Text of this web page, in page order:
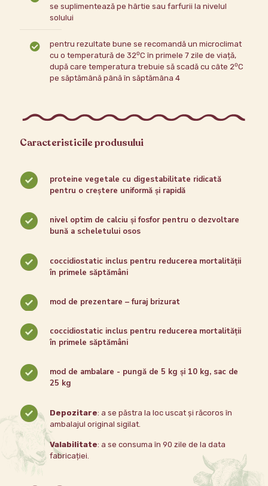
se suplimentează pe hârtie sau farfurii la nivelul
solului
pentru rezultate bune se recomandă un microclimat
cu o temperatură de 32⁰C în primele 7 zile de viață,
după care temperatura trebuie să scadă cu câte 2⁰C
pe săptămână până în săptămâna 4
Caracteristicile produsului
proteine vegetale cu digestabilitate ridicată
pentru o creștere uniformă și rapidă
nivel optim de calciu și fosfor pentru o dezvoltare
bună a scheletului osos
coccidiostatic inclus pentru reducerea mortalității
în primele săptămâni
mod de prezentare – furaj brizurat
coccidiostatic inclus pentru reducerea mortalității
în primele săptămâni
mod de ambalare - pungă de 5 kg și 10 kg, sac de
25 kg
Depozitare: a se păstra la loc uscat și răcoros în
ambalajul original sigilat.
Valabilitate: a se consuma în 90 zile de la data
fabricației.